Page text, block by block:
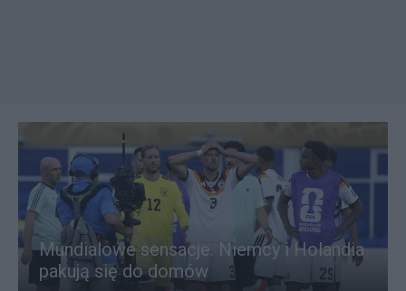
Mundialowe sensacje. Niemcy i Holandia
pakują się do domów